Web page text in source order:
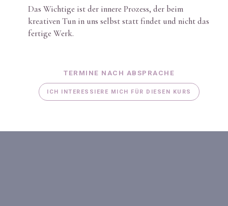
Das Wichtige ist der innere Prozess, der beim
kreativen Tun in uns selbst statt findet und nicht das
fertige Werk.
TERMINE NACH ABSPRACHE
ICH INTERESSIERE MICH FÜR DIESEN KURS